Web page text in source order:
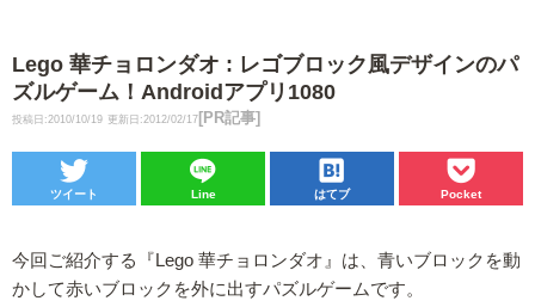
Lego 華チョロンダオ : レゴブロック風デザインのパ
ズルゲーム！Androidアプリ1080
投稿日:2010/10/19 更新日:2012/02/17 [PR記事]
ツイート Line はてブ Pocket
今回ご紹介する『Lego 華チョロンダオ』は、青いブロックを動
かして赤いブロックを外に出すパズルゲームです。